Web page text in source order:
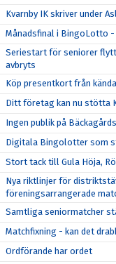
Kvarnby IK skriver under
Månadsfinal i BingoLotto
Seriestart för seniorer
avbryts
Köp presentkort från
Ditt företag kan nu stötta
Ingen publik på
Digitala Bingolotter som
Stort tack till Gula Höja,
Nya riktlinjer för
föreningsarrangerade
Samtliga seniormatcher
Matchfixning - kan det
Ordförande har ordet